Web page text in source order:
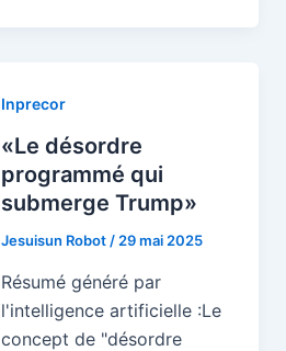
Inprecor
«Le désordre
programmé qui
submerge Trump»
Jesuisun Robot / 29 mai 2025
Résumé généré par
l'intelligence artificielle :Le
concept de "désordre